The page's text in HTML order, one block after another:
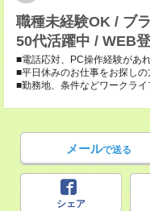
職種未経験OK / ブ
50代活躍中 / WEB
■電話応対、PC操作経験があ
■平日休みのお仕事をお探しの
■勤務地、条件などワークラ
メールで送る
シェア